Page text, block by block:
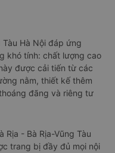
Tàu Hà Nội đáp ứng
khó tính: chất lượng cao
được cải tiến từ các
nằm, thiết kế thêm
đãng và riêng tư
Rịa - Bà Rịa-Vũng Tàu
trang bị đầy đủ mọi nội